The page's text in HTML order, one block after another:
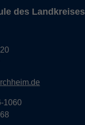
des Landkreises
1060